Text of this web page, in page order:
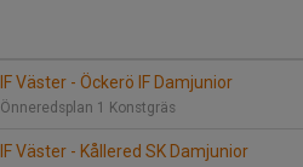
IF Väster - Öckerö IF Damjunior
Önneredsplan 1 Konstgräs
IF Väster - Kållered SK Damjunior